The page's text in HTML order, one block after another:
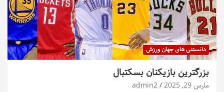
دانستنی های جهان ورزش
بزرگترین بازیکنان بسکتبال
مارس 29, 2025 admin2